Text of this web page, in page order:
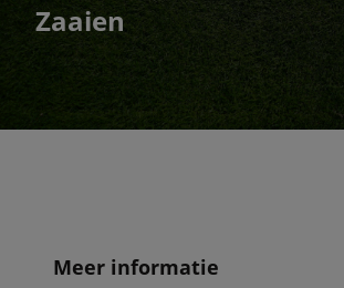
Zaaien
Meer informatie